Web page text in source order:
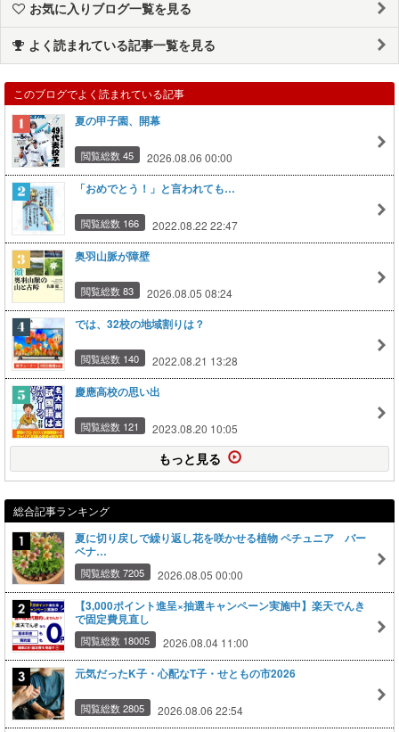
お気に入りブログ一覧を見る
よく読まれている記事一覧を見る
このブログでよく読まれている記事
夏の甲子園、開幕
閲覧総数 45 2026.08.06 00:00
「おめでとう！」と言われても…
閲覧総数 166 2022.08.22 22:47
奥羽山脈が障壁
閲覧総数 83 2026.08.05 08:24
では、32校の地域割りは？
閲覧総数 140 2022.08.21 13:28
慶應高校の思い出
閲覧総数 121 2023.08.20 10:05
もっと見る
総合記事ランキング
夏に切り戻しで繰り返し花を咲かせる植物 ペチュニア バー
ベナ…
閲覧総数 7205 2026.08.05 00:00
【3,000ポイント進呈×抽選キャンペーン実施中】楽天でんき
で固定費見直し
閲覧総数 18005 2026.08.04 11:00
元気だったK子・心配なT子・せともの市2026
閲覧総数 2805 2026.08.06 22:54